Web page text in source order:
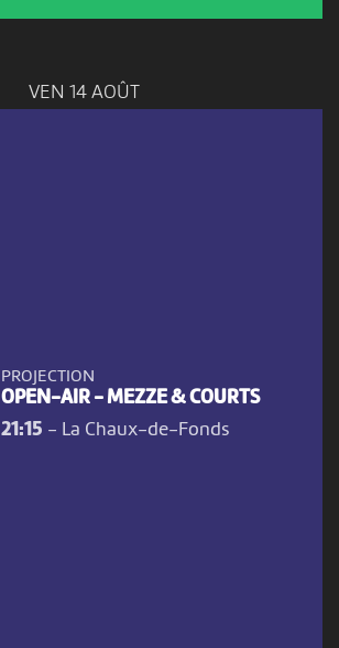
VEN 14 AOÛT
PROJECTION
OPEN-AIR - MEZZE & COURTS
21:15 - La Chaux-de-Fonds